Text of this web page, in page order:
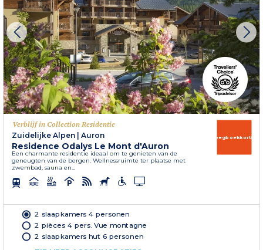
Verblijf in Collection Residentie
Zuidelijke Alpen
Auron
Residence Odalys Le Mont d'Auron
Een charmante residentie ideaal om te genieten van de
geneugten van de bergen. Wellnessruimte ter plaatse met
zwembad, sauna en...
Vroegboekkorting
2 slaapkamers 4 personen
2 pièces 4 pers. Vue montagne
2 slaapkamers hut 6 personen